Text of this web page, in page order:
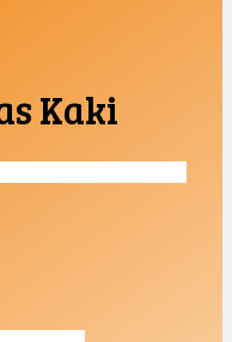
Kaki